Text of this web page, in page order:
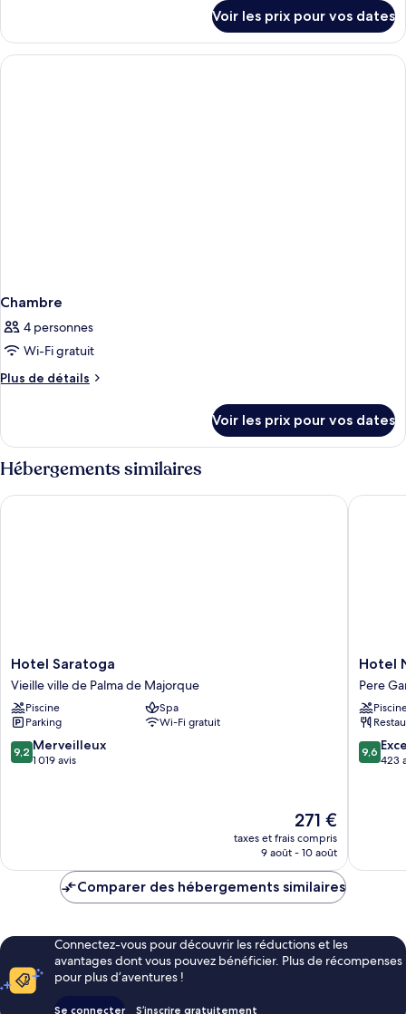
le
type
de
Voir les prix pour vos dates
Chambre
4 personnes
Wi-Fi gratuit
Plus de détails
Plus
le
type
de
Chambre
Voir les prix pour vos dates
Hébergements similaires
Hotel
Saratoga
Vieille
ville
de
Palma
de
Hotel Saratoga
Vieille ville de Palma de Majorque
Piscine
Spa
Parking
Wi-Fi gratuit
9.2
sur
9,2 Merveilleux
1 019 avis
Le
nouveau
prix
de
271 €
taxes et frais compris
9 août - 10 août
Hotel Saratoga
Hotel
Nou
Baleares
Pere
Garau
Hotel
Pere
9.6
sur
9,6
423
Hotel
Comparer des hébergements similaires
Connectez-vous pour découvrir les réductions et les
avantages dont vous pouvez bénéficier. Plus de récompenses
pour plus d’aventures !
Se connecter S’inscrire gratuitement